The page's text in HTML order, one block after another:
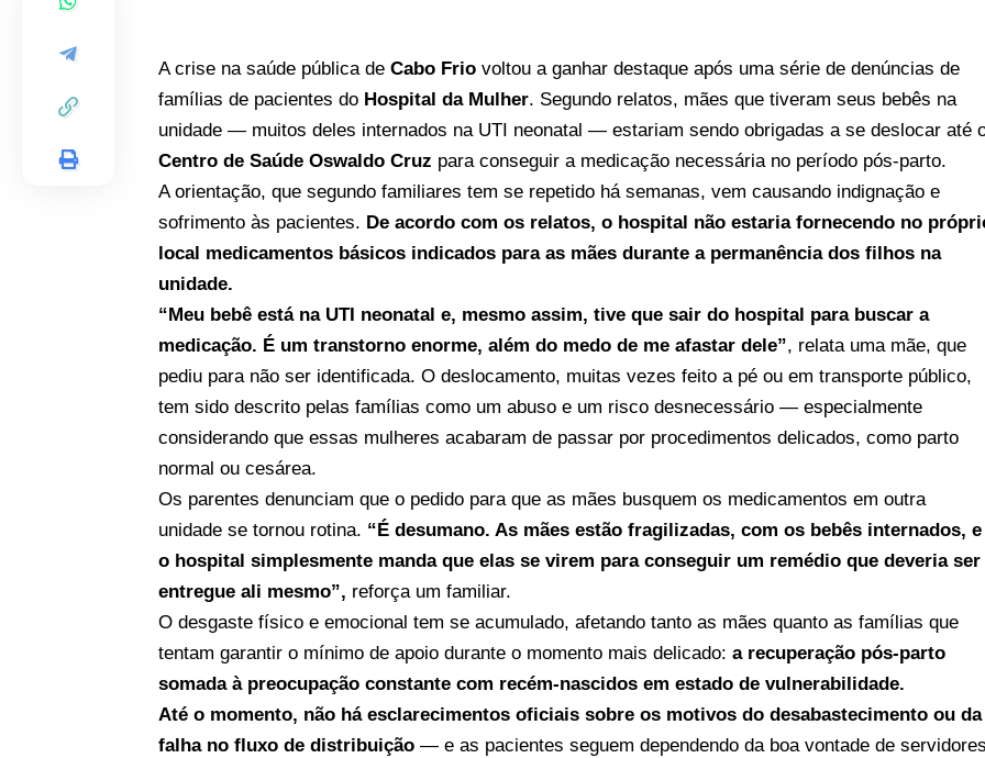
A crise na saúde pública deCabo Friovoltou a ganhar destaque após uma série de denúncias de
famílias de pacientes do Hospital da Mulher. Segundo relatos, mães que tiveram seus bebês na
unidade — muitos deles internados na UTI neonatal — estariam sendo obrigadas a se deslocar até
Centro de Saúde Oswaldo Cruz para conseguir a medicação necessária no período pós-parto.
A orientação, que segundo familiares tem se repetido há semanas, vem causando indignação e
sofrimento às pacientes. De acordo com os relatos, o hospital não estaria fornecendo no
local medicamentos básicos indicados para as mães durante a permanência dos filhos na
unidade.
“Meu bebê está na UTI neonatal e, mesmo assim, tive que sair do hospital para buscar a
medicação. É um transtorno enorme, além do medo de me afastar dele”, relata uma mãe, que
pediu para não ser identificada. O deslocamento, muitas vezes feito a pé ou em transporte público,
tem sido descrito pelas famílias como um abuso e um risco desnecessário — especialmente
considerando que essas mulheres acabaram de passar por procedimentos delicados, como parto
normal ou cesárea.
Os parentes denunciam que o pedido para que as mães busquem os medicamentos em outra
unidade se tornou rotina. “É desumano. As mães estão fragilizadas, com os bebês internados, e
o hospital simplesmente manda que elas se virem para conseguir um remédio que deveria ser
entregue ali mesmo”, reforça um familiar.
O desgaste físico e emocional tem se acumulado, afetando tanto as mães quanto as famílias que
tentam garantir o mínimo de apoio durante o momento mais delicado: a recuperação pós-parto
somada à preocupação constante com recém-nascidos em estado de vulnerabilidade.
Até o momento, não há esclarecimentos oficiais sobre os motivos do desabastecimento ou da
falha no fluxo de distribuição— e as pacientes seguem dependendo da boa vontade de